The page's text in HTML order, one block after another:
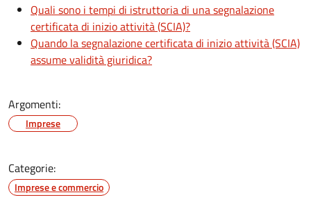
Quali sono i tempi di istruttoria di una segnalazione
certificata di inizio attività (SCIA)?
Quando la segnalazione certificata di inizio attività (SCIA)
assume validità giuridica?
Argomenti:
Imprese
Categorie:
Imprese e commercio